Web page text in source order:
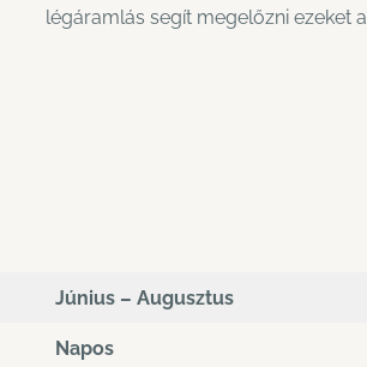
légáramlás segít megelőzni ezeket
Június – Augusztus
Napos